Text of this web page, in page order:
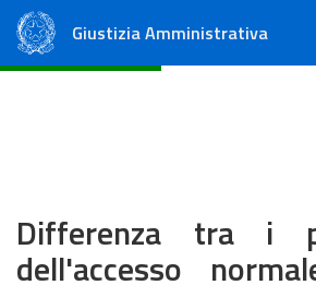
Giustizia Amministrativa
Differenza tra i
dell'accesso